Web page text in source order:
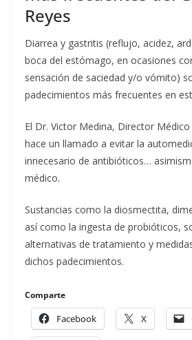
Reyes
Diarrea y gastritis (reflujo, acidez,
boca del estómago, en ocasiones
sensación de saciedad y/o vómito)
padecimientos más frecuentes en
El Dr. Victor Medina, Director
hace un llamado a evitar la
innecesario de antibióticos…
médico.
Sustancias como la diosmectita,
así como la ingesta de probióticos,
alternativas de tratamiento y
dichos padecimientos.
Comparte
Facebook X